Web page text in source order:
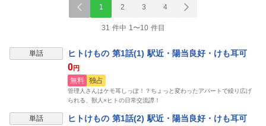
1 2 3 4
31 件中 1〜10 件目
単話 ヒトけもの 第1話(1) 駅近・陽当良好・けも耳可
0円
無料 独占
管理人さんはケモ耳しっぽ！？ちょっと変わったアパートで繰り広げ
られる、獣人×ヒトの日常交流譚！
単話 ヒトけもの 第1話(2) 駅近・陽当良好・けも耳可